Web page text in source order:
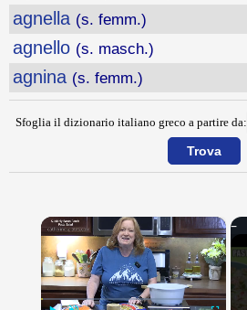
agnella (s. femm.)
agnello (s. masch.)
agnina (s. femm.)
Sfoglia il dizionario italiano greco a partire da:
×